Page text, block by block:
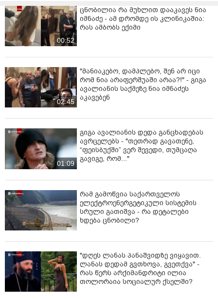
ფასოს, ფილიპინების, იორდანიის, რუსეთის,
ტაილანდის, სუდანისა და ნეპალის
მოქალაქეები.ინფორმაციას შინაგან საქმეთა
სამინისტრო ავრცელებს.
გადამოწმდა კონკრეტული ლოკაციები და სხვადასხვა
დანიშნულების ობიექტები, რაც მიზნად ისახავდა
საქართველოში კანონიერი საფუძვლის გარეშე მყოფი
უცხო ქვეყნის მოქალაქეთა გამოვლენას.
იმყოფებოდნენ „უცხოელთა და მოქალაქეობის
არმქონე პირთა სამართლებრივი მდგომარეობის
შესახებ“ საქართველოს კანონით დადგენილ
მოთხოვნათა დარღვევით.ამჟამად, დაკავებულები
შესაბამისი პროცედურები მათი ქვეყნიდან გაძევების
მიზნით.
უნდა აღინიშნოს, რომ ქვეყნის მასშტაბით ინტენსიურ
რეჟიმში მიმდინარე საიმიგრაციო კონტროლის
ღონისძიებებმა ერთგვარი პრევენციული ხასიათის
დატვირთვა მიიღო, რამაც საქართველოში მყოფი
უცხოელი არალეგალების მხრიდან ქვეყნის
ნებაყოფლობით დატოვება გამოიწვია. მიმდინარე
წლის პირველ კვარტალში საქართველო
ნებაყოფლობით უკვე 2030-მა უცხოელმა არალეგალმა
00:52
ცნობილია რა მუხლით დააკავეს ნია
იმნაძე - ამ დრომდე ის კლინიკაშია:
რას ამბობს ექიმი
02:45
"მანიაკებო, დამპლებო, შენ არ იცი
რომ ნია არაფერშუაში არაა?!" - გიგა
ავალიანის საქმეზე ნია იმნაძეს
აკავებენ
01:09
გიგა ავალიანის დედა განცხადებას
ავრცელებს - "თეთრად გავათენე,
“ფეისბუქში” ვერ შევედი, თუმცაღა
გავიგე, რომ..."
რამ გამოწვია საქართველოს
ელექტროენერგეტიკული სისტემის
სრული გათიშვა - რა დეტალები
ხდება ცნობილი?
"დღეს ლანას პანაშვიდზე ვიყავით.
ლანას დედამ გვთხოვა, გვეთქვა" -
რას წერს არქიმანდრიტი ილია
თოლორაია სოციალურ ქსელში?